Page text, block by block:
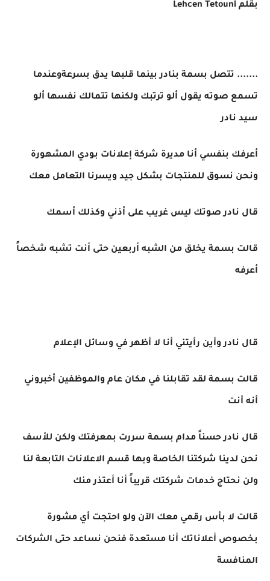
بقلم Lehcen Tetouni
....... تتصل بسمة بنادر بينما قلبها يدق بسرعةوعندما
تسمع صوته يقول ألو ترتبك ولكنها تتمالك نفسها ألو
سيد نادر
أعرفك بنفسي أنا مديرة شركة إعلانات بودي المشهورة
ونحن نسوق للمنتجات بشكل جيد ويسرنا التعامل معك
قال نادر صوتك ليس غريب على أذني وكذلك أسمك
قالت بسمة يخلق من الشبه أربعين حتى أنت تشبه شخصاً
أعرفه
قال نادر وأين رأيتني أنا لا أظهر في وسائل الإعلام
قالت بسمة لقد تقابلنا في مكان عام والموظفين أخبروني
أنه أنت
قال نادر حسناً مدام بسمة سررت بمعرفتك ولكن للأسف
نحن لدينا شركتنا الخاصة وبها قسم الاعلانات التابعة لنا
ولن نحتاج خدمات شركتك قريباً أنا أعتذر منك
قالت لا بأس رقمي معك الآن ولو احتجت أي مشورة
بخصوص أعلاناتك أنا مستعدة فنحن نساعد حتى الشركات
المنافسة